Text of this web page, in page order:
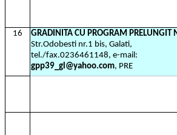
16
GRADINITA CU PROGRAM PRELUNGIT
Str.Odobesti nr.1 bis, Galati,
tel./fax.0236461148, e-mail:
gpp39_gl@yahoo.com, PRE